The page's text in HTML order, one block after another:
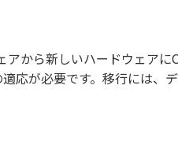
から新しいハードウェアに
応が必要です。移行には、